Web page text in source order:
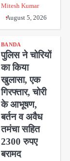
Mitesh Kumar
August 5, 2026
BANDA
पुलिस ने चोरियों
का किया
खुलासा, एक
गिरफ्तार, चोरी
के आभूषण,
बर्तन व अवैध
तमंचा सहित
2300 रुपए
बरामद